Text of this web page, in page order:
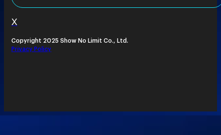
X
Copyright 2025 Show No Limit Co., Ltd.
Privacy Policy